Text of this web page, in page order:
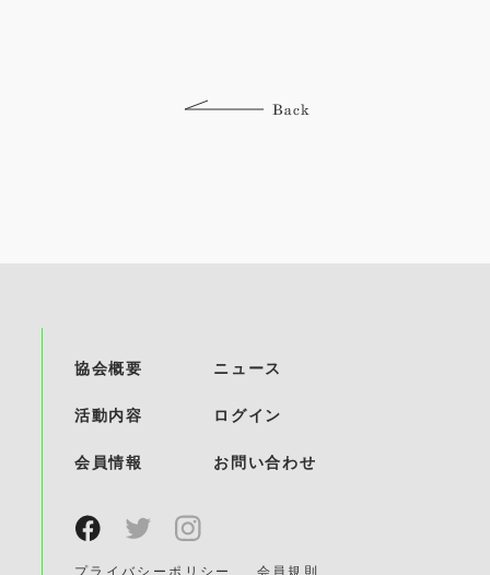
協会概要 ニュース
活動内容 ログイン
会員情報 お問い合わせ
プライバシーポリシー 会員規則